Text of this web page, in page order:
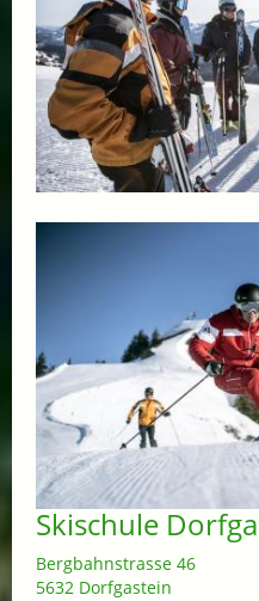
Skischule
Bergbahnstrasse 46
5632 Dorfgastein